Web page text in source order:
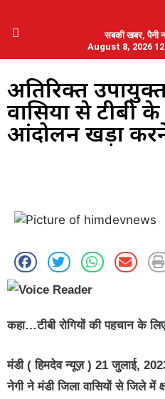
सबकी खबर, पैनी
August 8, 2026
अतिरिक्त
वासियों से टीबी
आंदोलन खड़ा
कहा…टीबी रोगियों की पहचान के
मंडी ( हिमदेव न्यूज़ ) 21 जुलाई,
नेगी ने मंडी जिला वासियों से जिले में